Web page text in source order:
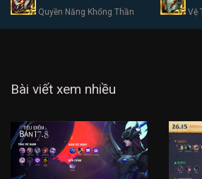
Quyền Năng Khổng Thần Vệ
Bài viết xem nhiều